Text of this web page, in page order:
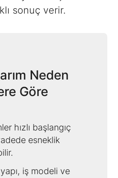
sonuç verir.
Neden
Göre
hızlı başlangıç
esneklik
iş modeli ve